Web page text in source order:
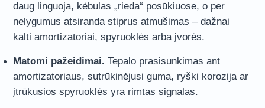
daug linguoja, kėbulas „rieda“ posūkiuose, o per
nelygumus atsiranda stiprus atmušimas – dažnai
kalti amortizatoriai, spyruoklės arba įvorės.
Matomi pažeidimai. Tepalo prasisunkimas ant
amortizatoriaus, sutrūkinėjusi guma, ryški korozija ar
įtrūkusios spyruoklės yra rimtas signalas.